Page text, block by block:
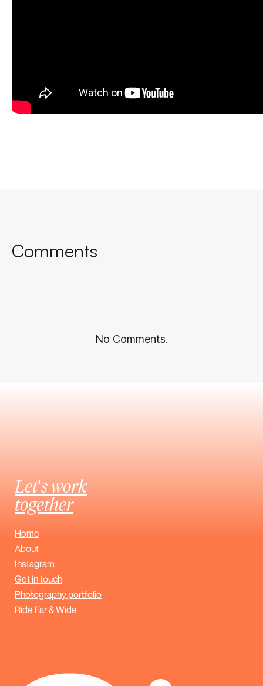
Comments
No Comments.
Let's work
together
Home
About
Instagram
Get in touch
Photography portfolio
Ride Far & Wide